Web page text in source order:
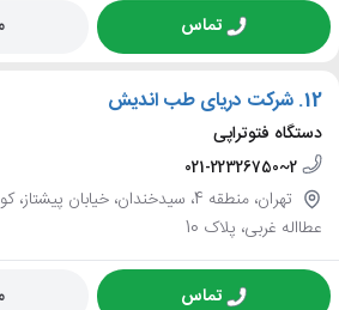
تماس
12. شرکت دریای طب اندیش
دستگاه فتوتراپی
021-22326750~2
تهران، منطقه 4، سیدخندان، خیابان
عطااله غربی، پلاک 10
تماس